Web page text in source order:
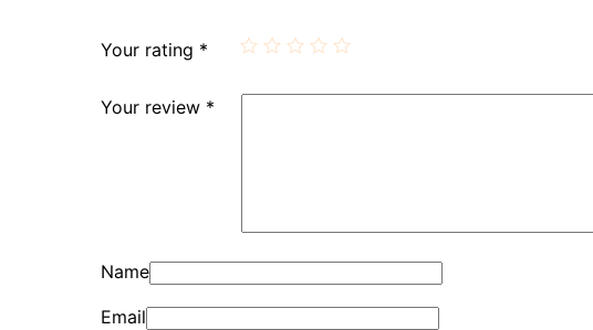
Your rating *
Your review *
Name
Email